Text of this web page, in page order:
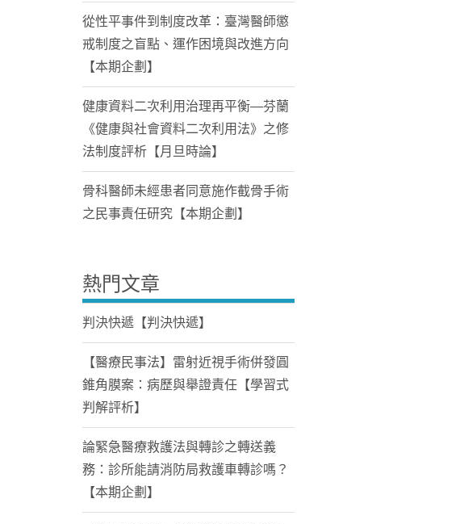
從性平事件到制度改革：臺灣醫師懲
戒制度之盲點、運作困境與改進方向
【本期企劃】
健康資料二次利用治理再平衡—芬蘭
《健康與社會資料二次利用法》之修
法制度評析【月旦時論】
骨科醫師未經患者同意施作截骨手術
之民事責任研究【本期企劃】
熱門文章
判決快遞【判決快遞】
【醫療民事法】雷射近視手術併發圓
錐角膜案：病歷與舉證責任【學習式
判解評析】
論緊急醫療救護法與轉診之轉送義
務：診所能請消防局救護車轉診嗎？
【本期企劃】